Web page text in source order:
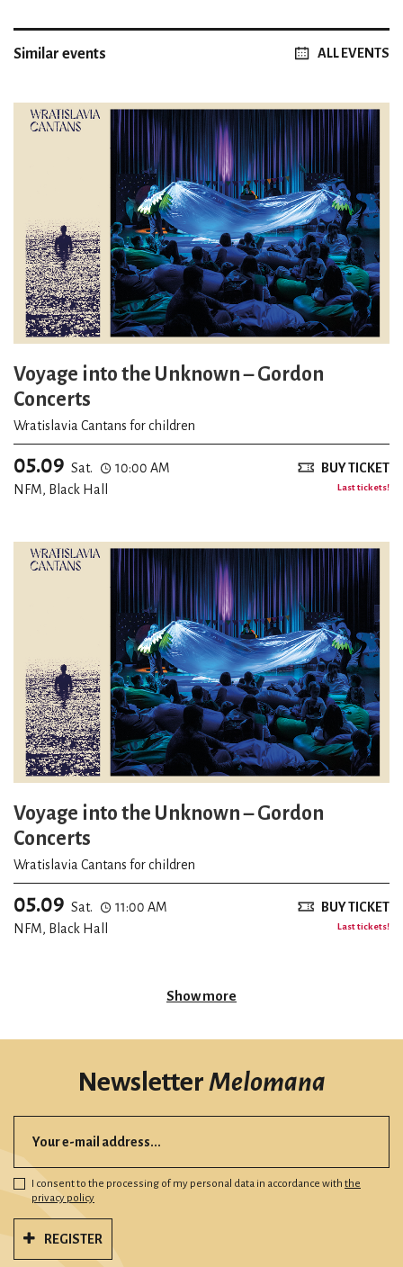
Similar events ALL EVENTS
Voyage into the Unknown – Gordon
Concerts
Wratislavia Cantans for children
05.09 Sat.
10:00 AM
NFM, Black Hall
BUY TICKET
Last tickets!
Voyage into the Unknown – Gordon
Concerts
Wratislavia Cantans for children
05.09 Sat.
11:00 AM
NFM, Black Hall
BUY TICKET
Last tickets!
Show more
NewsletterMelomana
I consent to the processing of my personal data in accordance with the
privacy policy
REGISTER